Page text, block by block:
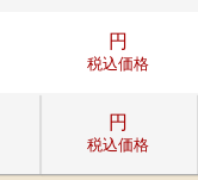
円
税込価格
円
税込価格